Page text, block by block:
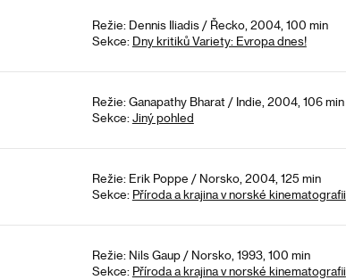
Režie: Dennis Iliadis / Řecko, 2004, 100 min
Sekce: Dny kritiků Variety: Evropa dnes!
Režie: Ganapathy Bharat / Indie, 2004, 106 min
Sekce: Jiný pohled
Režie: Erik Poppe / Norsko, 2004, 125 min
Sekce: Příroda a krajina v norské kinematografii
Režie: Nils Gaup / Norsko, 1993, 100 min
Sekce: Příroda a krajina v norské kinematografii